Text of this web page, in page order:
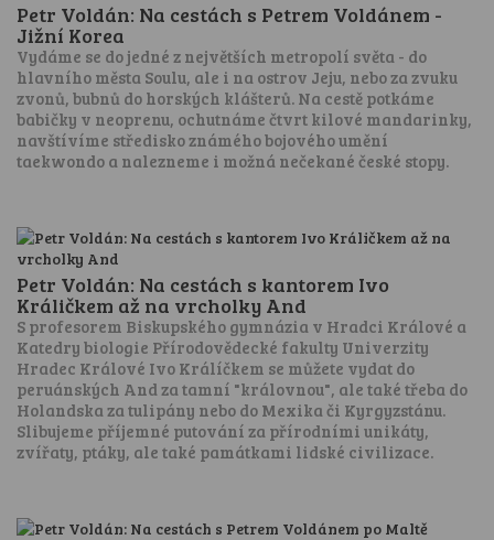
Petr Voldán: Na cestách s Petrem Voldánem -
Jižní Korea
Vydáme se do jedné z největších metropolí světa - do
hlavního města Soulu, ale i na ostrov Jeju, nebo za zvuku
zvonů, bubnů do horských klášterů. Na cestě potkáme
babičky v neoprenu, ochutnáme čtvrt kilové mandarinky,
navštívíme středisko známého bojového umění
taekwondo a nalezneme i možná nečekané české stopy.
Petr Voldán: Na cestách s kantorem Ivo
Králičkem až na vrcholky And
S profesorem Biskupského gymnázia v Hradci Králové a
Katedry biologie Přírodovědecké fakulty Univerzity
Hradec Králové Ivo Králíčkem se můžete vydat do
peruánských And za tamní "královnou", ale také třeba do
Holandska za tulipány nebo do Mexika či Kyrgyzstánu.
Slibujeme příjemné putování za přírodními unikáty,
zvířaty, ptáky, ale také památkami lidské civilizace.